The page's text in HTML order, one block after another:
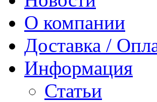
О компании
Доставка /
Информация
Статьи